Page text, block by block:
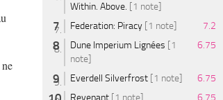
Within. Above. [1 note]
Federation: Piracy [1 note]
7.2
Dune Imperium Lignées [1
note]
6.75
Everdell Silverfrost [1 note]
6.75